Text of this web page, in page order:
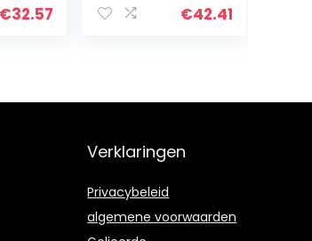
€32.57
€42.41
Verklaringen
Privacybeleid
algemene voorwaarden